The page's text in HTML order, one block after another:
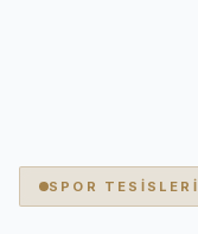
SPOR TESİSLERİ